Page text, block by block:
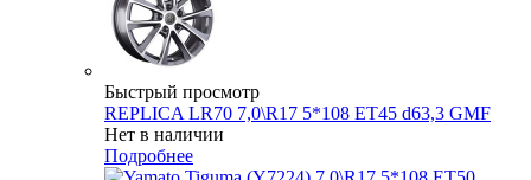
Быстрый просмотр
REPLICA LR70 7,0\R17 5*108 ET45 d63,3 GMF
Нет в наличии
Подробнее